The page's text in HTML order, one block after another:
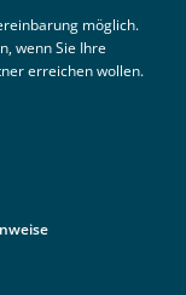
möglich.
wenn Sie Ihre
erreichen wollen.